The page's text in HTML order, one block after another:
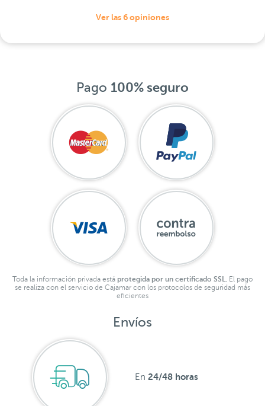
Ver las 6 opiniones
Pago 100% seguro
Toda la información privada está protegida por un certificado SSL. El pago
se realiza con el servicio de Cajamar con los protocolos de seguridad más
eficientes
Envíos
En 24/48 horas